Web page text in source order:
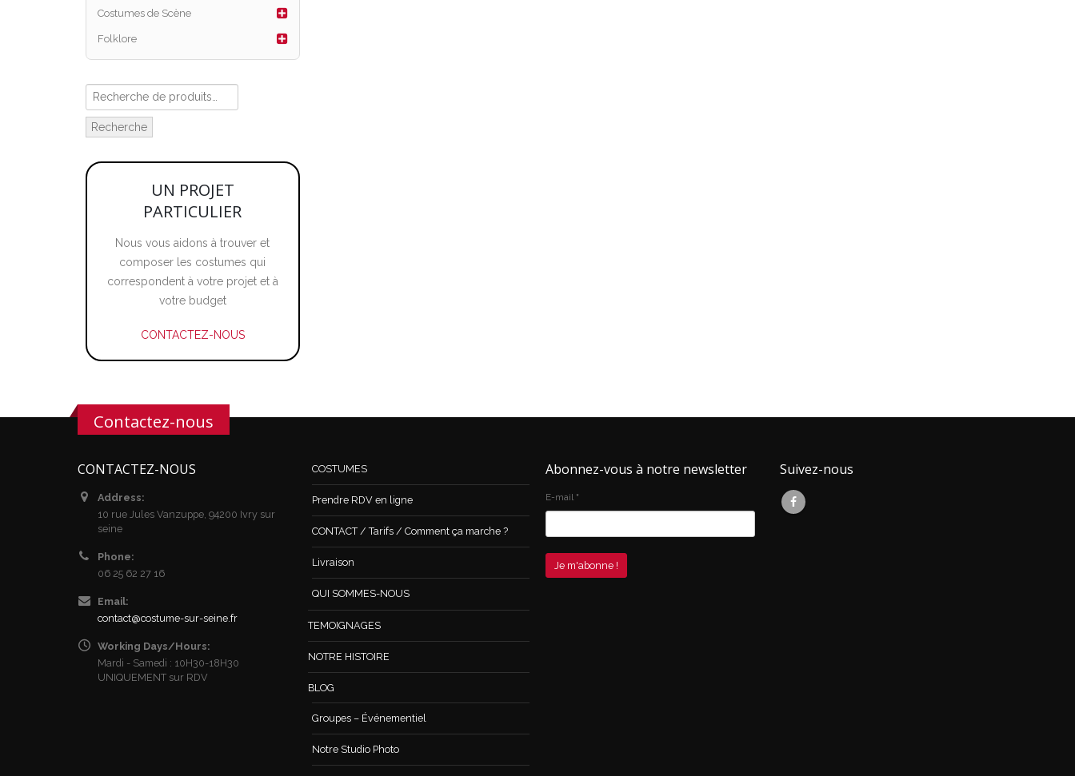
Costumes de Scène
Folklore
Recherche
UN PROJET
PARTICULIER
Nous vous aidons à trouver et
composer les costumes qui
correspondent à votre projet et à
votre budget
CONTACTEZ-NOUS
Contactez-nous
CONTACTEZ-NOUS
Address:
10 rue Jules Vanzuppe, 94200 Ivry sur
seine
Phone:
06 25 62 27 16
Email:
contact@costume-sur-seine.fr
Working Days/Hours:
Mardi - Samedi : 10H30-18H30
UNIQUEMENT sur RDV
COSTUMES
Prendre RDV en ligne
CONTACT / Tarifs / Comment ça marche ?
Livraison
QUI SOMMES-NOUS
TEMOIGNAGES
NOTRE HISTOIRE
BLOG
Groupes – Événementiel
Notre Studio Photo
Abonnez-vous à notre newsletter
E-mail *
Suivez-nous